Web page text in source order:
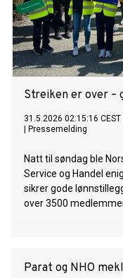
Streiken er over –
31.5.2026 02:15:16 CEST
Pressemelding
Natt til søndag ble
Service og Handel
sikrer gode
over 3500
Parat og NHO